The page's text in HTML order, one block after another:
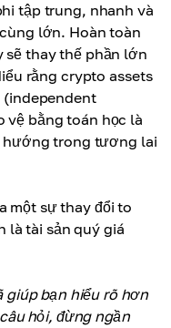
tập trung, nhanh và
lớn. Hoàn toàn
sẽ thay thế phần lớn
rằng crypto assets
(independent
bằng toán học là
hướng trong tương lai
một sự thay đổi to
là tài sản quý giá
giúp bạn hiểu rõ hơn
hỏi, đừng ngần